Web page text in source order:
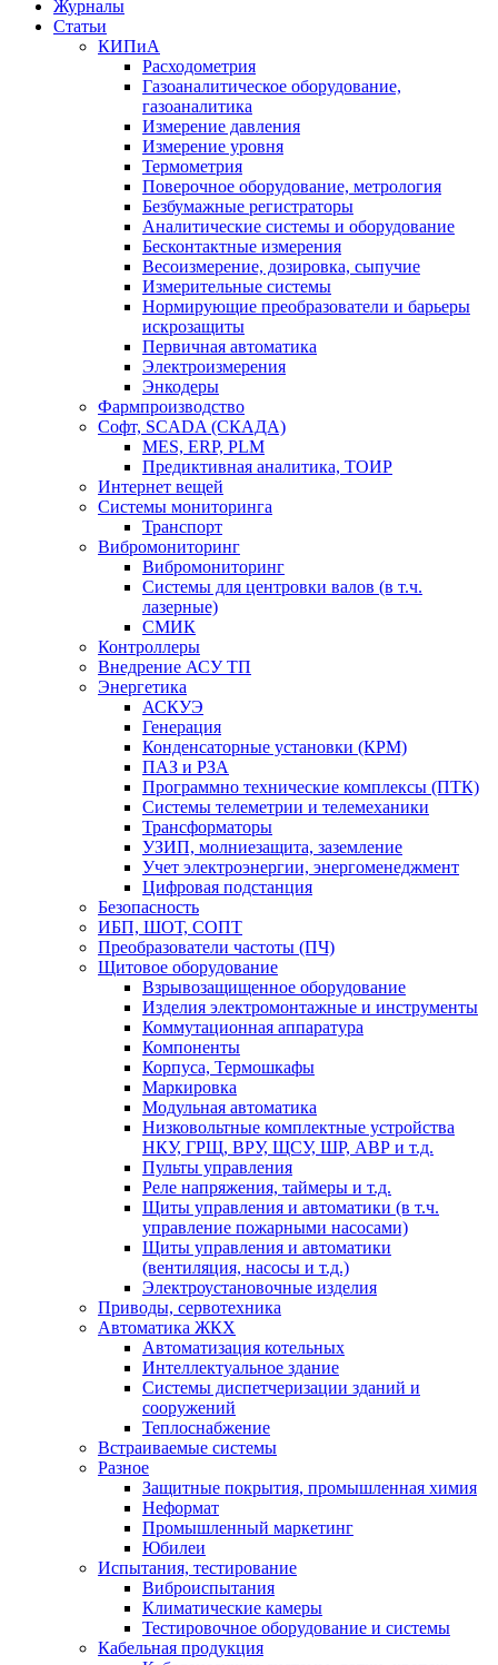
Журналы
Статьи
КИПиА
Расходометрия
Газоаналитическое оборудование,
газоаналитика
Измерение давления
Измерение уровня
Термометрия
Поверочное оборудование, метрология
Безбумажные регистраторы
Аналитические системы и оборудование
Бесконтактные измерения
Весоизмерение, дозировка, сыпучие
Измерительные системы
Нормирующие преобразователи и барьеры
искрозащиты
Первичная автоматика
Электроизмерения
Энкодеры
Фармпроизводство
Софт, SCADA (СКАДА)
MES, ERP, PLM
Предиктивная аналитика, ТОИР
Интернет вещей
Системы мониторинга
Транспорт
Вибромониторинг
Вибромониторинг
Системы для центровки валов (в т.ч.
лазерные)
СМИК
Контроллеры
Внедрение АСУ ТП
Энергетика
АСКУЭ
Генерация
Конденсаторные установки (КРМ)
ПАЗ и РЗА
Программно технические комплексы (ПТК)
Системы телеметрии и телемеханики
Трансформаторы
УЗИП, молниезащита, заземление
Учет электроэнергии, энергоменеджмент
Цифровая подстанция
Безопасность
ИБП, ШОТ, СОПТ
Преобразователи частоты (ПЧ)
Щитовое оборудование
Взрывозащищенное оборудование
Изделия электромонтажные и инструменты
Коммутационная аппаратура
Компоненты
Корпуса, Термошкафы
Маркировка
Модульная автоматика
Низковольтные комплектные устройства
НКУ, ГРЩ, ВРУ, ЩСУ, ШР, АВР и т.д.
Пульты управления
Реле напряжения, таймеры и т.д.
Щиты управления и автоматики (в т.ч.
управление пожарными насосами)
Щиты управления и автоматики
(вентиляция, насосы и т.д.)
Электроустановочные изделия
Приводы, сервотехника
Автоматика ЖКХ
Автоматизация котельных
Интеллектуальное здание
Системы диспетчеризации зданий и
сооружений
Теплоснабжение
Встраиваемые системы
Разное
Защитные покрытия, промышленная химия
Неформат
Промышленный маркетинг
Юбилеи
Испытания, тестирование
Виброиспытания
Климатические камеры
Тестировочное оборудование и системы
Кабельная продукция